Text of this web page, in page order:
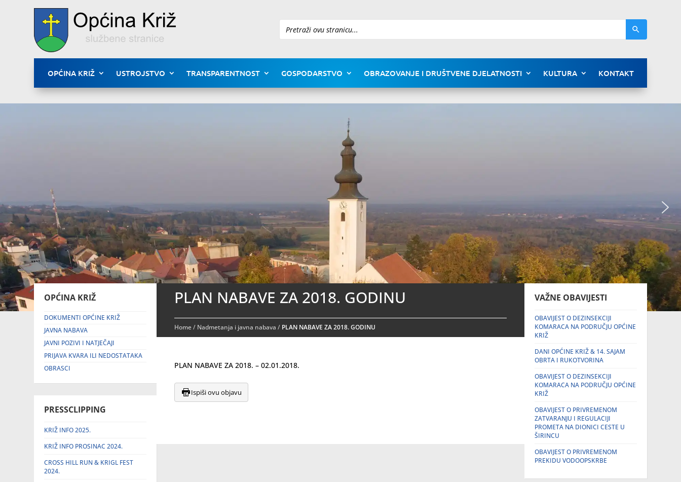
Pretraži
OPĆINA KRIŽ USTROJSTVO TRANSPARENTNOST GOSPODARSTVO OBRAZOVANJE I DRUŠTVENE DJELATNOSTI KULTURA KONTAKT
OPĆINA KRIŽ
DOKUMENTI OPĆINE KRIŽ
JAVNA NABAVA
JAVNI POZIVI I NATJEČAJI
PRIJAVA KVARA ILI NEDOSTATAKA
OBRASCI
PRESSCLIPPING
KRIŽ INFO 2025.
KRIŽ INFO PROSINAC 2024.
CROSS HILL RUN & KRIGL FEST
2024.
PLAN NABAVE ZA 2018. GODINU
Home/ Nadmetanja i javna nabava / PLAN NABAVE ZA 2018. GODINU
PLAN NABAVE ZA 2018. – 02.01.2018.
Ispiši ovu objavu
VAŽNE OBAVIJESTI
OBAVIJEST O DEZINSEKCIJI
KOMARACA NA PODRUČJU OPĆINE
KRIŽ
DANI OPĆINE KRIŽ & 14. SAJAM
OBRTA I RUKOTVORINA
OBAVIJEST O DEZINSEKCIJI
KOMARACA NA PODRUČJU OPĆINE
KRIŽ
OBAVIJEST O PRIVREMENOM
ZATVARANJU I REGULACIJI
PROMETA NA DIONICI CESTE U
ŠIRINCU
OBAVIJEST O PRIVREMENOM
PREKIDU VODOOPSKRBE